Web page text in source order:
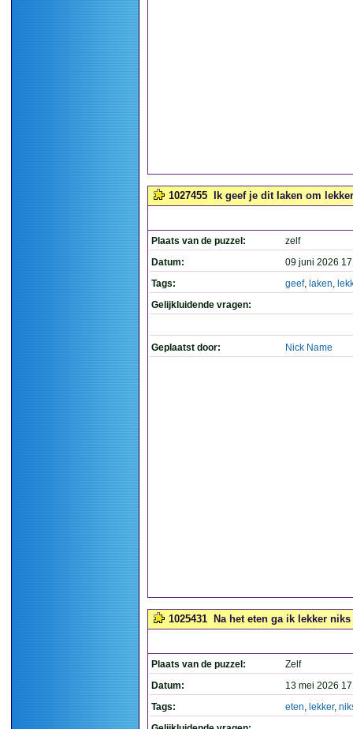
1027455 Ik geef je dit laken om
Plaats van de puzzel:
zelf
Datum:
09 juni 2026
Tags:
geef, laken,
Gelijkluidende vragen:
Geplaatst door: Nick Name
1025431 Na het eten ga ik lekker niks
Plaats van de puzzel:
Zelf
Datum:
13 mei 2026
Tags:
eten, lekker,